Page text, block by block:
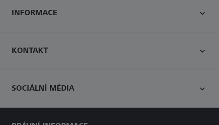
INFORMACE
KONTAKT
SOCIÁLNÍ MÉDIA